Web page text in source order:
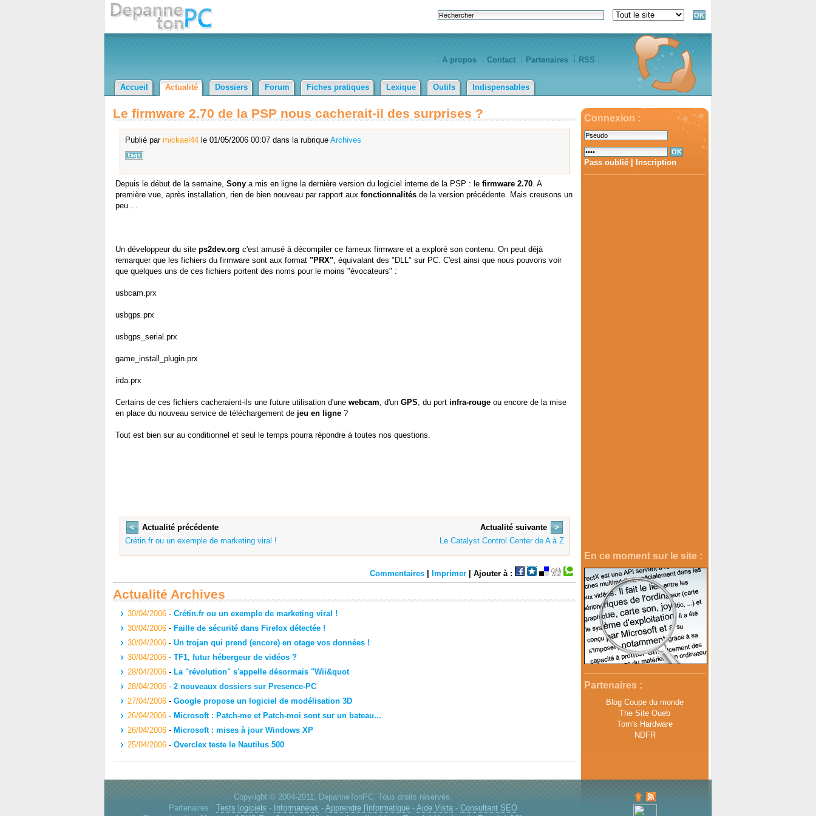
A propos Contact Partenaires RSS
Accueil Actualité Dossiers Forum Fiches pratiques Lexique Outils Indispensables
Connexion :
Pass oublié Inscription
En ce moment sur le site :
Partenaires :
Blog Coupe du monde
The Site Oueb
Tom's Hardware
NDFR
Le firmware 2.70 de la PSP nous cacherait-il des surprises ?
Publié par mickael44le 01/05/2006 00:07 dans la rubrique Archives
Depuis le début de la semaine, Sonya mis en ligne la dernière version du logiciel interne de la PSP : le firmware 2.70. A
première vue, après installation, rien de bien nouveau par rapport aux fonctionnalitésde la version précédente. Mais creusons un
peu ...
Un développeur du site ps2dev.org c'est amusé à décompiler ce fameux firmware et a exploré son contenu. On peut déjà
remarquer que les fichiers du firmware sont aux format "PRX", équivalant des "DLL" sur PC. C'est ainsi que nous pouvons voir
que quelques uns de ces fichiers portent des noms pour le moins "évocateurs" :
usbcam.prx
usbgps.prx
usbgps_serial.prx
game_install_plugin.prx
irda.prx
Certains de ces fichiers cacheraient-ils une future utilisation d'une webcam, d'un GPS, du port infra-rougeou encore de la mise
en place du nouveau service de téléchargement de jeu en ligne?
Tout est bien sur au conditionnel et seul le temps pourra répondre à toutes nos questions.
<
Actualité précédente
Crétin.fr ou un exemple de marketing viral !
Actualité suivante
>
Le Catalyst Control Center de A à Z
Commentaires |Imprimer | Ajouter à :
Actualité Archives
30/04/2006- Crétin.fr ou un exemple de marketing viral !
30/04/2006- Faille de sécurité dans Firefox détectée !
30/04/2006- Un trojan qui prend (encore) en otage vos données !
30/04/2006- TF1, futur hébergeur de vidéos ?
28/04/2006- La "révolution" s'appelle désormais "Wii&quot
28/04/2006- 2 nouveaux dossiers sur Presence-PC
27/04/2006- Google propose un logiciel de modélisation 3D
26/04/2006- Microsoft : Patch-me et Patch-moi sont sur un bateau...
26/04/2006- Microsoft : mises à jour Windows XP
25/04/2006- Overclex teste le Nautilus 500
Copyright © 2004-2011. DepanneTonPC. Tous droits réservés.
Partenaires : Tests logiciels - Informanews - Apprendre l'informatique- Aide Vista- Consultant SEO